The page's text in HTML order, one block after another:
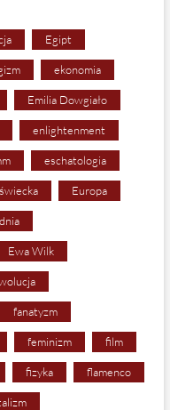
Egipt
ekonomia
Emilia Dowgiało
enlightenment
eschatologia
Europa
Ewa Wilk
fanatyzm
feminizm film
fizyka flamenco